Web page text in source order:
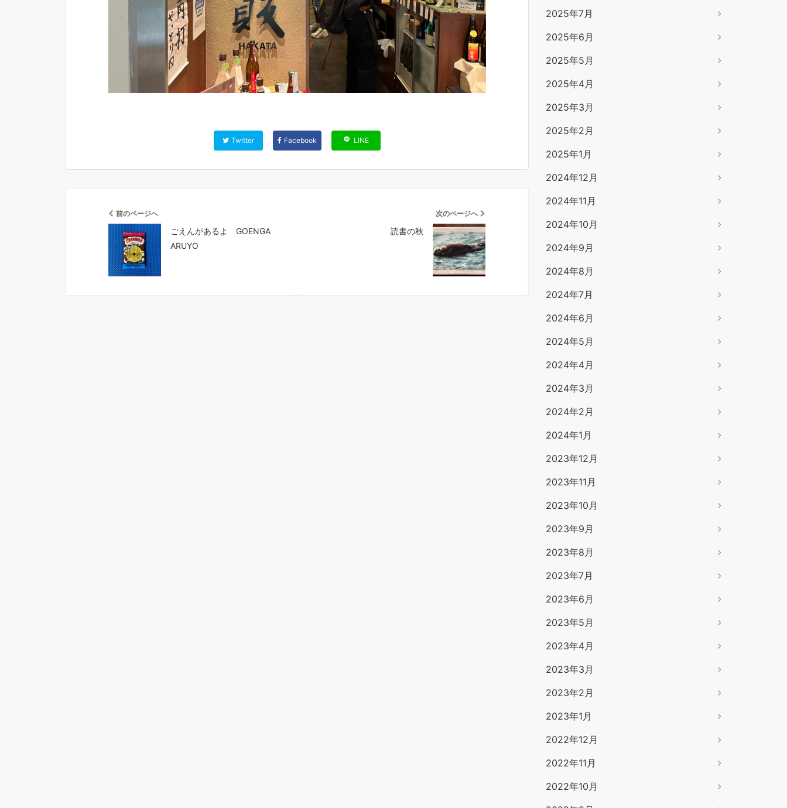
Twitter Facebook LINE
前のページへ
ごえんがあるよ GOENGA
ARUYO
次のページへ
読書の秋
2025年7月
2025年6月
2025年5月
2025年4月
2025年3月
2025年2月
2025年1月
2024年12月
2024年11月
2024年10月
2024年9月
2024年8月
2024年7月
2024年6月
2024年5月
2024年4月
2024年3月
2024年2月
2024年1月
2023年12月
2023年11月
2023年10月
2023年9月
2023年8月
2023年7月
2023年6月
2023年5月
2023年4月
2023年3月
2023年2月
2023年1月
2022年12月
2022年11月
2022年10月